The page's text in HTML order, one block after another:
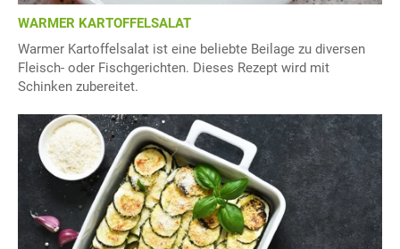
WARMER KARTOFFELSALAT
Warmer Kartoffelsalat ist eine beliebte Beilage zu diversen
Fleisch- oder Fischgerichten. Dieses Rezept wird mit
Schinken zubereitet.